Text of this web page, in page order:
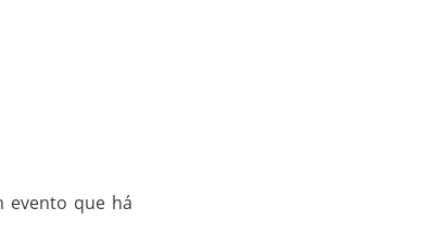
evento que há